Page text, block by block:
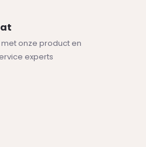
met onze product en
experts